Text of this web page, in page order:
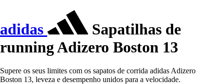
adidas
Sapatilhas de
running Adizero Boston 13
Supere os seus limites com os sapatos de corrida adidas Adizero
Boston 13, leveza e desempenho unidos para a velocidade.